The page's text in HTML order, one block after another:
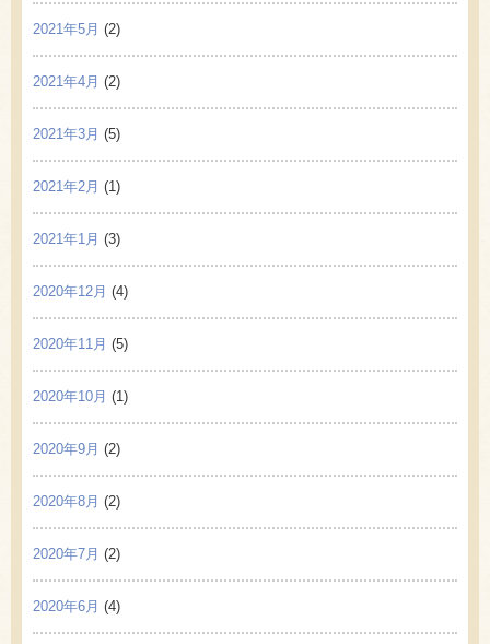
2021年5月 (2)
2021年4月 (2)
2021年3月 (5)
2021年2月 (1)
2021年1月 (3)
2020年12月 (4)
2020年11月 (5)
2020年10月 (1)
2020年9月 (2)
2020年8月 (2)
2020年7月 (2)
2020年6月 (4)